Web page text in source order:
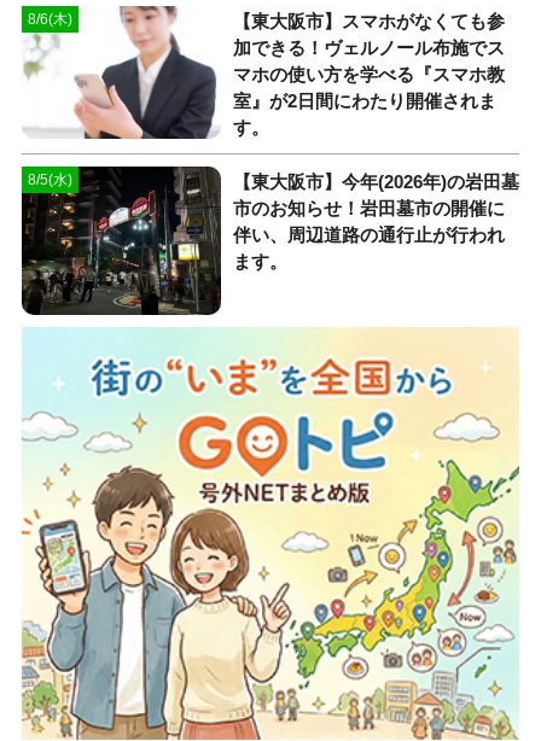
8/6(木)
【東大阪市】スマホがなくても参
加できる！ヴェルノール布施でス
マホの使い方を学べる『スマホ教
室』が2日間にわたり開催されま
す。
8/5(水)
【東大阪市】今年(2026年)の岩田墓
市のお知らせ！岩田墓市の開催に
伴い、周辺道路の通行止が行われ
ます。